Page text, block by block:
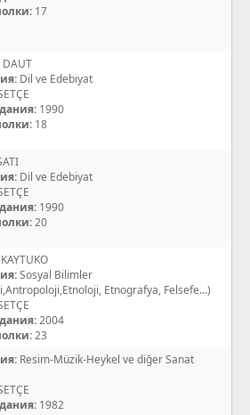
17
DAUT
Dil ve Edebiyat
1990
18
Dil ve Edebiyat
1990
20
Sosyal Bilimler
Etnografya, Felsefe...)
2004
23
Resim-Müzik-Heykel ve diğer Sanat
1982